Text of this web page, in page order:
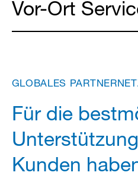
Vor-Ort
GLOBALES
Für die
Kunden